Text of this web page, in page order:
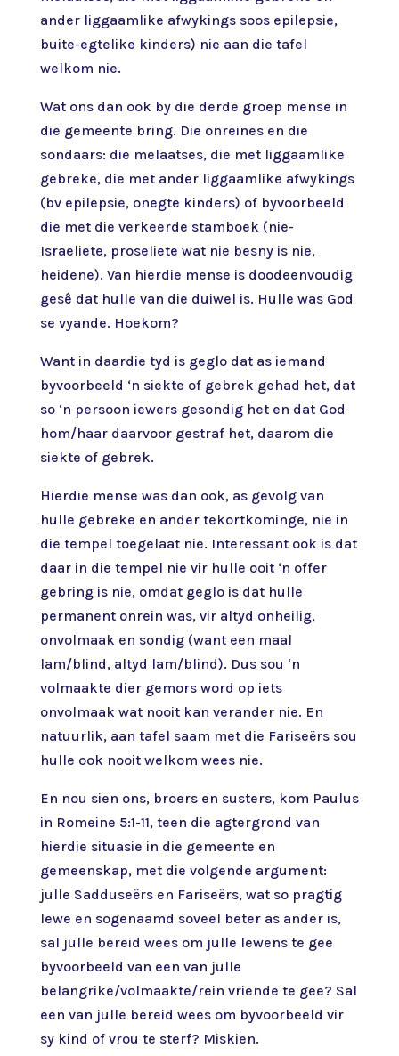
ander liggaamlike afwykings soos epilepsie,
buite-egtelike kinders) nie aan die tafel
welkom nie.
Wat ons dan ook by die derde groep mense in
die gemeente bring. Die onreines en die
sondaars: die melaatses, die met liggaamlike
gebreke, die met ander liggaamlike afwykings
(bv epilepsie, onegte kinders) of byvoorbeeld
die met die verkeerde stamboek (nie-
Israeliete, proseliete wat nie besny is nie,
heidene). Van hierdie mense is doodeenvoudig
gesê dat hulle van die duiwel is. Hulle was God
se vyande. Hoekom?
Want in daardie tyd is geglo dat as iemand
byvoorbeeld ‘n siekte of gebrek gehad het, dat
so ‘n persoon iewers gesondig het en dat God
hom/haar daarvoor gestraf het, daarom die
siekte of gebrek.
Hierdie mense was dan ook, as gevolg van
hulle gebreke en ander tekortkominge, nie in
die tempel toegelaat nie. Interessant ook is dat
daar in die tempel nie vir hulle ooit ‘n offer
gebring is nie, omdat geglo is dat hulle
permanent onrein was, vir altyd onheilig,
onvolmaak en sondig (want een maal
lam/blind, altyd lam/blind). Dus sou ‘n
volmaakte dier gemors word op iets
onvolmaak wat nooit kan verander nie. En
natuurlik, aan tafel saam met die Fariseërs sou
hulle ook nooit welkom wees nie.
En nou sien ons, broers en susters, kom Paulus
in Romeine 5:1-11, teen die agtergrond van
hierdie situasie in die gemeente en
gemeenskap, met die volgende argument:
julle Sadduseërs en Fariseërs, wat so pragtig
lewe en sogenaamd soveel beter as ander is,
sal julle bereid wees om julle lewens te gee
byvoorbeeld van een van julle
belangrike/volmaakte/rein vriende te gee? Sal
een van julle bereid wees om byvoorbeeld vir
sy kind of vrou te sterf? Miskien.